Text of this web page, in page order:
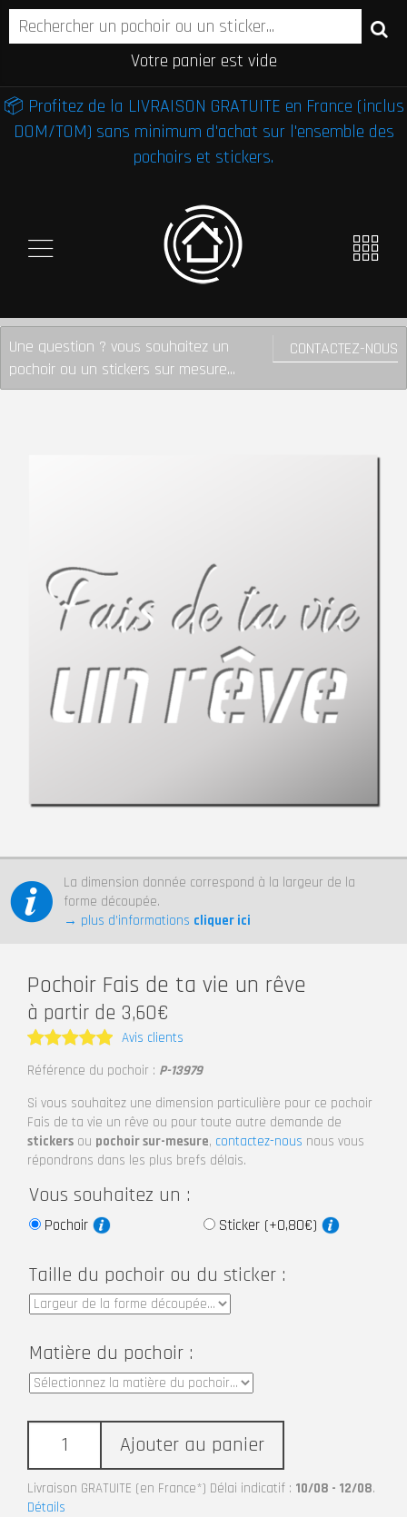
Votre panier est vide
📦 Profitez de la LIVRAISON GRATUITE en France (inclus
DOM/TOM) sans minimum d'achat sur l'ensemble des
pochoirs et stickers.
CONTACTEZ-NOUS
Une question ? vous souhaitez un
pochoir ou un stickers sur mesure...
La dimension donnée correspond à la largeur de la
forme découpée.
→ plus d’informations cliquer ici
Pochoir Fais de ta vie un rêve
à partir de 3,60€
Note5
Avis clients
Référence du pochoir : P-13979
Si vous souhaitez une dimension particulière pour ce pochoir
Fais de ta vie un rêve ou pour toute autre demande de
stickers ou pochoir sur-mesure, contactez-nous nous vous
répondrons dans les plus brefs délais.
Vous souhaitez un :
Pochoir Sticker (+0,80€)
Taille du pochoir ou du sticker :
Matière du pochoir :
Ajouter au panier
Livraison GRATUITE (en France*) Délai indicatif : 10/08 - 12/08.
Détails